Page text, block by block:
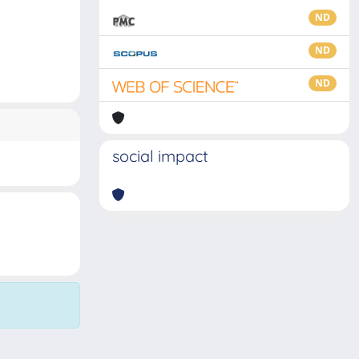
ND
ND
ND
social impact